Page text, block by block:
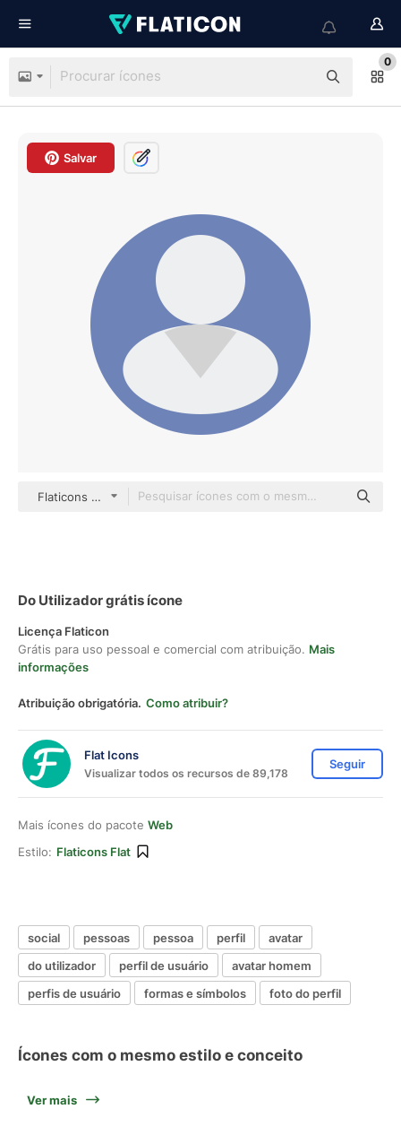
0
Salvar
Flaticons Flat
Do Utilizador grátis ícone
Licença Flaticon
Grátis para uso pessoal e comercial com atribuição. Mais
informações
Atribuição obrigatória. Como atribuir?
Flat Icons
Visualizar todos os recursos de 89,178
Seguir
Mais ícones do pacote Web
Estilo: Flaticons Flat
social pessoas pessoa perfil
avatar
do utilizador
perfil de usuário
avatar homem
perfis de usuário
formas e símbolos foto do perfil
Ícones com o mesmo estilo e conceito
Ver mais